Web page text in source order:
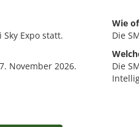
Sky Expo statt.
November 2026.
Wie
Die
Die